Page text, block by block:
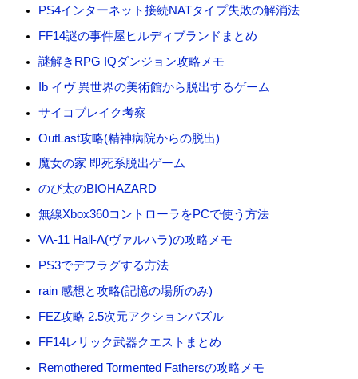
PS4インターネット接続NATタイプ失敗の解消法
FF14謎の事件屋ヒルディブランドまとめ
謎解きRPG IQダンジョン攻略メモ
Ib イヴ 異世界の美術館から脱出するゲーム
サイコブレイク考察
OutLast攻略(精神病院からの脱出)
魔女の家 即死系脱出ゲーム
のび太のBIOHAZARD
無線Xbox360コントローラをPCで使う方法
VA-11 Hall-A(ヴァルハラ)の攻略メモ
PS3でデフラグする方法
rain 感想と攻略(記憶の場所のみ)
FEZ攻略 2.5次元アクションパズル
FF14レリック武器クエストまとめ
Remothered Tormented Fathersの攻略メモ